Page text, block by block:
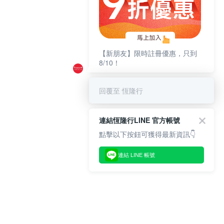
【新朋友】限時註冊優惠，只到
8/10！
回覆至 恆隆行
連結恆隆行LINE 官方帳號
點擊以下按鈕可獲得最新資訊👇
連結 LINE 帳號